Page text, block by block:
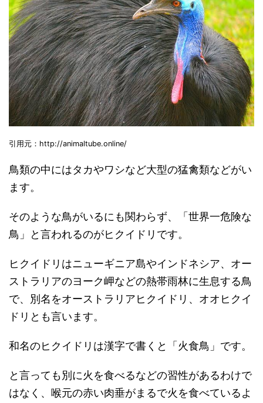
引用元：http://animaltube.online/
鳥類の中にはタカやワシなど大型の猛禽類などがい
ます。
そのような鳥がいるにも関わらず、「世界一危険な
鳥」と言われるのがヒクイドリです。
ヒクイドリはニューギニア島やインドネシア、オー
ストラリアのヨーク岬などの熱帯雨林に生息する鳥
で、別名をオーストラリアヒクイドリ、オオヒクイ
ドリとも言います。
和名のヒクイドリは漢字で書くと「火食鳥」です。
と言っても別に火を食べるなどの習性があるわけで
はなく、喉元の赤い肉垂がまるで火を食べているよ